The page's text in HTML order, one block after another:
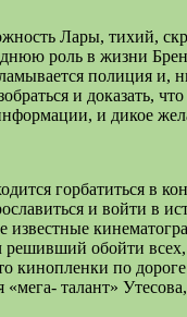
Лары, тихий,
роль в жизни
полиция и,
и доказать,
и дикое
горбатиться в
и войти в
обойти
кинопленки по
талант»